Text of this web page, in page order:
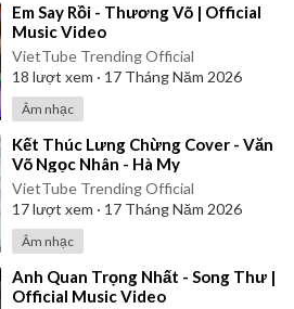
⁣Em Say Rồi - Thương Võ | Official
Music Video
VietTube Trending Official
18 lượt xem · 17 Tháng Năm 2026
Âm nhạc
⁣Kết Thúc Lưng Chừng Cover - Văn
Võ Ngọc Nhân - Hà My
VietTube Trending Official
17lượt xem · 17 Tháng Năm 2026
Âm nhạc
⁣Anh Quan Trọng Nhất - Song Thư |
Official Music Video